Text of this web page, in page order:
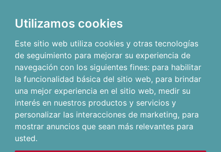
Utilizamos cookies
Este sitio web utiliza cookies y otras tecnologías
de seguimiento para mejorar su experiencia de
navegación con los siguientes fines: para habilitar
la funcionalidad básica del sitio web, para brindar
una mejor experiencia en el sitio web, medir su
interés en nuestros productos y servicios y
personalizar las interacciones de marketing, para
mostrar anuncios que sean más relevantes para
usted.